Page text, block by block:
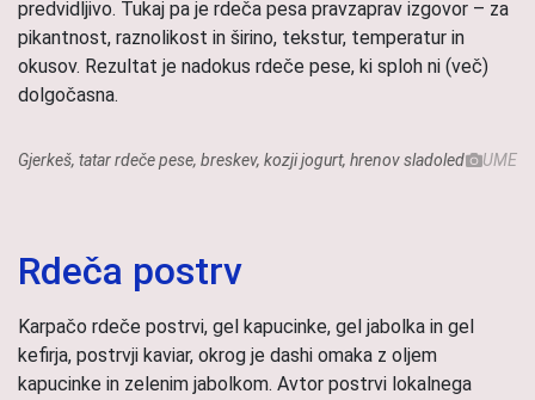
predvidljivo. Tukaj pa je rdeča pesa pravzaprav izgovor – za
pikantnost, raznolikost in širino, tekstur, temperatur in
okusov. Rezultat je nadokus rdeče pese, ki sploh ni (več)
dolgočasna.
Gjerkeš, tatar rdeče pese, breskev, kozji jogurt, hrenov sladoled UME
Rdeča postrv
Karpačo rdeče postrvi, gel kapucinke, gel jabolka in gel
kefirja, postrvji kaviar, okrog je dashi omaka z oljem
kapucinke in zelenim jabolkom. Avtor postrvi lokalnega